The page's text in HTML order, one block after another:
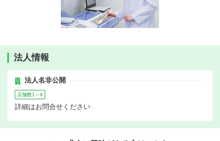
法人情報
法人名非公開
店舗数1～9
詳細はお問合せください